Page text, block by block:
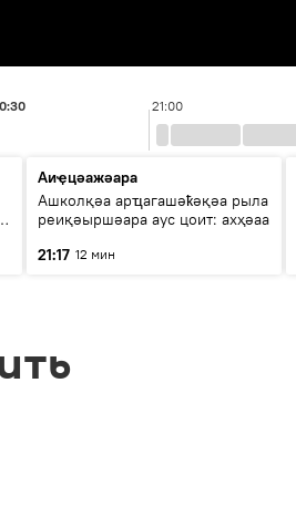
21:00
Аиҿцәажәара
Ашколқәа арҵагашәҟәқәа рыла
реиқәыршәара аус цоит: ахҳәаа
21:17 12 мин